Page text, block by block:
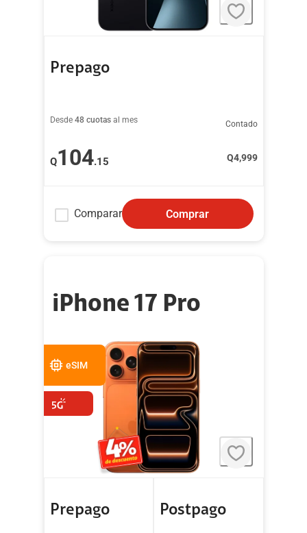
Prepago
Desde 48 cuotas al mes
Q104.15
Contado
Q4,999
Comparar Comprar
iPhone 17 Pro
eSIM
Prepago Postpago